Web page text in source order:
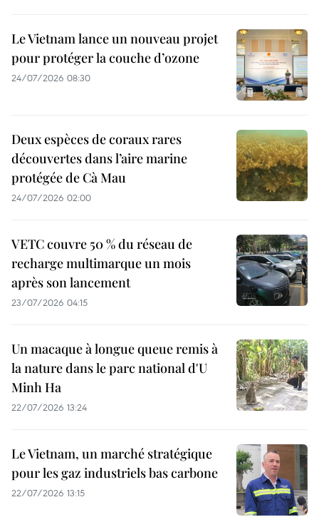
Le Vietnam lance un nouveau projet
pour protéger la couche d’ozone
24/07/2026 08:30
Deux espèces de coraux rares
découvertes dans l’aire marine
protégée de Cà Mau
24/07/2026 02:00
VETC couvre 50 % du réseau de
recharge multimarque un mois
après son lancement
23/07/2026 04:15
Un macaque à longue queue remis à
la nature dans le parc national d'U
Minh Ha
22/07/2026 13:24
Le Vietnam, un marché stratégique
pour les gaz industriels bas carbone
22/07/2026 13:15